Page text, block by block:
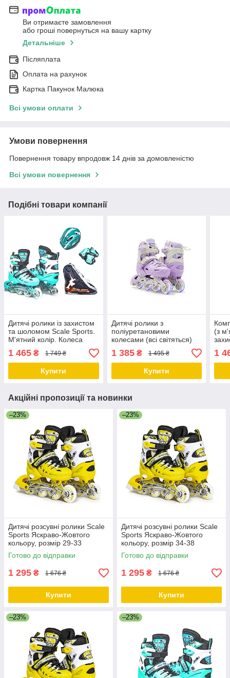
Ви отримаєте замовлення
або гроші повернуться на вашу картку
Детальніше
Післяплата
Оплата на рахунок
Картка Пакунок Малюка
Всі умови оплати
Умови повернення
Повернення товару впродовж 14 днів за домовленістю
Всі умови повернення
Подібні товари компанії
Дитячі ролики із захистом
та шоломом Scale Sports.
М'ятний колір. Колеса
поліуретанові. Розмір 29-
33
1 465 ₴ 1 749 ₴
Купити
Дитячі ролики з
поліуретановими
колесами (всі світяться)
Scale Sports LF605.
PURPLE. Розмір 29-33
1 385₴ 1 495 ₴
Купити
(з
1
Акційні пропозиції та новинки
–23%
Дитячі розсувні ролики Scale
Sports Яскраво-Жовтого
кольору, розмір 29-33
Готово до відправки
1 295 ₴ 1 676 ₴
Купити
–23%
Дитячі розсувні ролики Scale
Sports Яскраво-Жовтого
кольору, розмір 34-38
Готово до відправки
1 295 ₴ 1 676 ₴
Купити
–23% –23%